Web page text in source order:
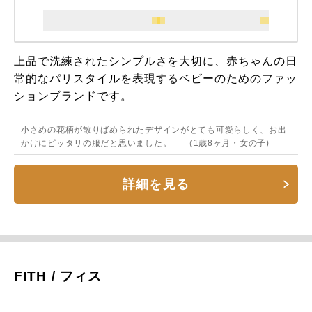
上品で洗練されたシンプルさを大切に、赤ちゃんの日
常的なパリスタイルを表現するベビーのためのファッ
ションブランドです。
小さめの花柄が散りばめられたデザインがとても可愛らしく、お出
かけにピッタリの服だと思いました。 （1歳8ヶ月・女の子)
詳細を見る
FITH / フィス